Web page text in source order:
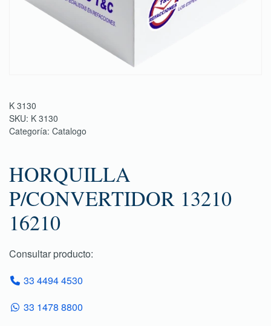
K 3130
SKU: K 3130
Categoría: Catalogo
HORQUILLA
P/CONVERTIDOR 13210
16210
Consultar producto:
33 4494 4530
33 1478 8800